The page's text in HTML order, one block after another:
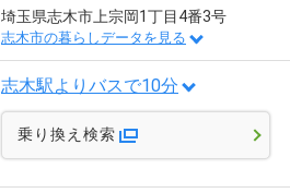
埼玉県志木市上宗岡1丁目4番3号
志木市の暮らしデータを見る
志木駅よりバスで10分
乗り換え検索